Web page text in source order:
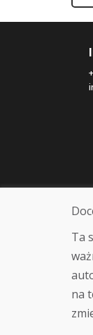
Ta
na